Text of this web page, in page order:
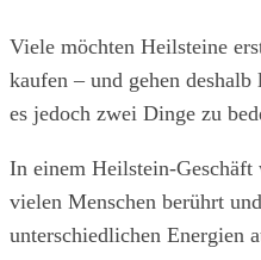
Viele möchten Heilsteine
kaufen – und gehen
es jedoch zwei Dinge zu
In einem Heilstein-Geschäft
vielen Menschen berührt
unterschiedlichen Energien